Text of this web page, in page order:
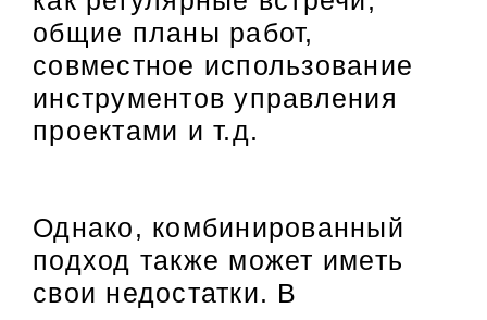
общие планы работ,
совместное использование
инструментов управления
проектами и т.д.
Однако, комбинированный
подход также может иметь
свои недостатки. В